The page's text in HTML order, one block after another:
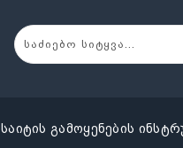
საიტის გამოყენების